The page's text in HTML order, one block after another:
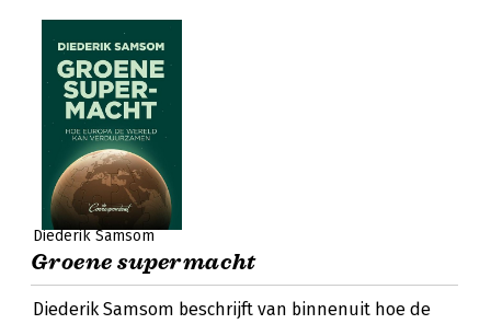
Diederik Samsom
Groene supermacht
Diederik Samsom beschrijft van binnenuit hoe de